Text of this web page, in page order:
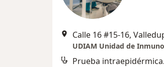
Calle 16 #15-16,